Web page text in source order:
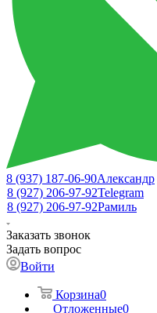
8 (937) 187-06-90Александр
8 (927) 206-97-92Telegram
8 (927) 206-97-92Рамиль
Заказать звонок
Задать вопрос
Войти
Корзина0
Отложенные0